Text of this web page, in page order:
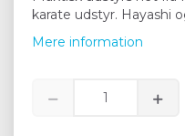
karate udstyr. Hayashi
Mere information